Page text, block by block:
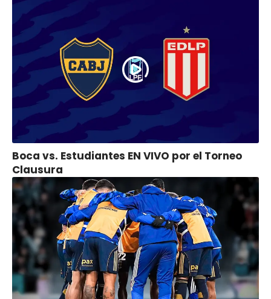
Boca vs. Estudiantes EN VIVO por el Torneo
Clausura